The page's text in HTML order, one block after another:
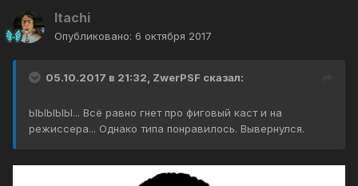
Itachi
Опубликовано: 6 октября 2017
05.10.2017 в 21:32, ZwerPSF сказал:
ЫЫЫЫЫ... Всё равно гнет про фиговый каст и на
режиссера... Однако типа понравилось. Вывернулся.